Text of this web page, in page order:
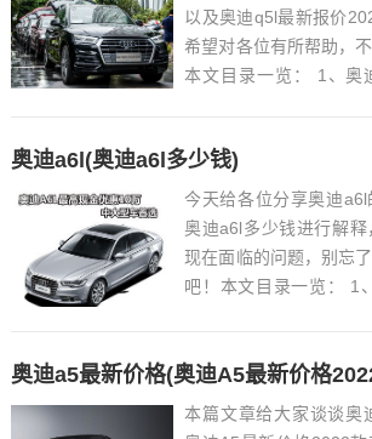
以及奥迪q5l最新报价
希望对各位有所帮助，
本文目录一览： 1、奥
奥迪a6l(奥迪a6l多少钱)
今天给各位分享奥迪
奥迪a6l多少钱进行解
现在面临的问题，别忘
吧！本文目录一览： 1
奥迪a5最新价格(奥迪A5最新价格
本篇文章给大家谈谈奥